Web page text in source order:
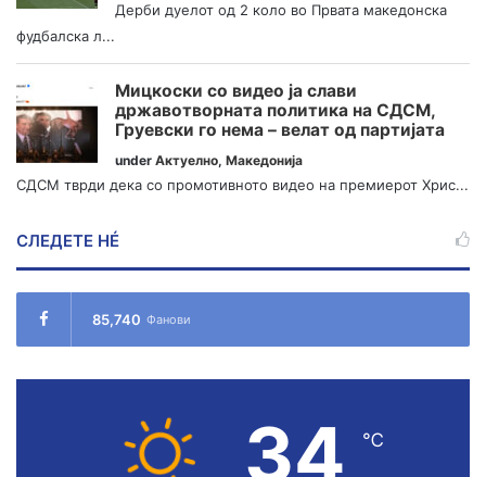
Дерби дуелот од 2 коло во Првата македонска
фудбалска л...
Мицкоски со видео ја слави
државотворната политика на СДСМ,
Груевски го нема – велат од партијата
under Актуелно, Македонија
СДСМ тврди дека со промотивното видео на премиерот Хрис...
СЛЕДЕТЕ НÉ
85,740 Фанови
34 ℃